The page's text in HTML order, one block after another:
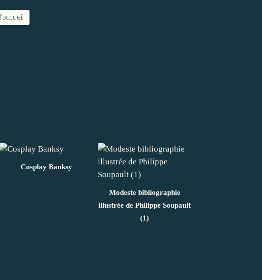
Cosplay Banksy
Modeste bibliographie
illustrée de Philippe Soupault
(1)